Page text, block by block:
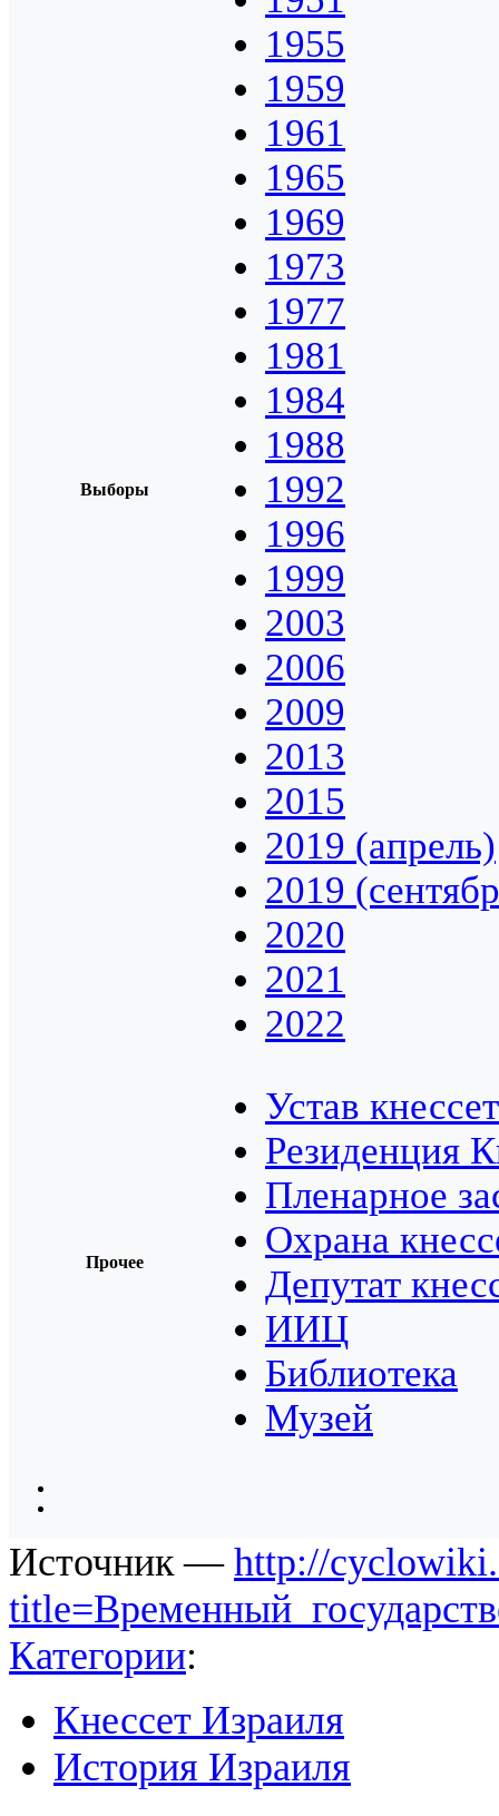
Выборы
1955
1959
1961
1965
1969
1973
1977
1981
1984
1988
1992
1996
1999
2003
2006
2009
2013
2015
2019 (апрель)
2019
2020
2021
2022
Прочее
Устав
Резиденция
Пленарное
Охрана
Депутат
ИИЦ
Библиотека
Музей
Источник — http://
Категории:
Кнессет Израиля
История Израиля